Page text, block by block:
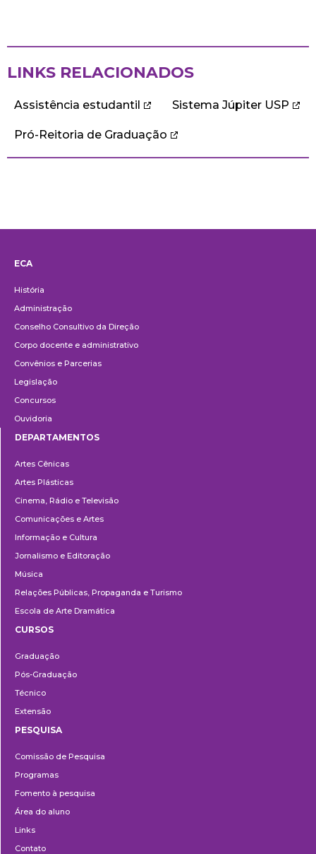
LINKS RELACIONADOS
Assistência estudantil Sistema Júpiter USP
Pró-Reitoria de Graduação
ECA
História
Administração
Conselho Consultivo da Direção
Corpo docente e administrativo
Convênios e Parcerias
Legislação
Concursos
Ouvidoria
DEPARTAMENTOS
Artes Cênicas
Artes Plásticas
Cinema, Rádio e Televisão
Comunicações e Artes
Informação e Cultura
Jornalismo e Editoração
Música
Relações Públicas, Propaganda e Turismo
Escola de Arte Dramática
CURSOS
Graduação
Pós-Graduação
Técnico
Extensão
PESQUISA
Comissão de Pesquisa
Programas
Fomento à pesquisa
Área do aluno
Links
Contato